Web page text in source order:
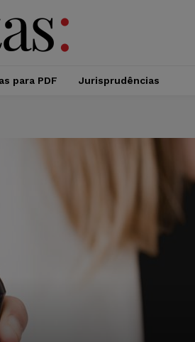
para PDF Jurisprudências